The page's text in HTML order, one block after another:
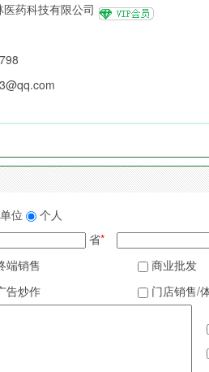
药科技有限公司
单位
个人
省*
端销售
商业批发
告炒作
门店销售/